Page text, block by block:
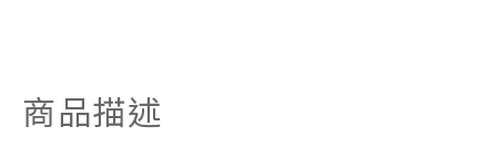
商品描述